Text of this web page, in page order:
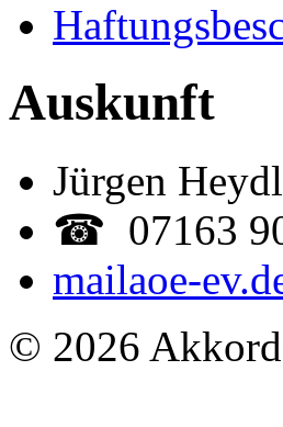
Auskunft
Jürgen
☎ 07163
mailaoe-
© 2026